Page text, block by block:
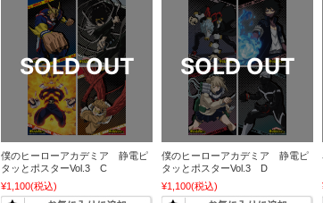
僕のヒーローアカデミア 静電ピ
タッとポスターVol.3 C
¥1,100(税込)
僕のヒーローアカデミア 静電ピ
タッとポスターVol.3 D
¥1,100(税込)